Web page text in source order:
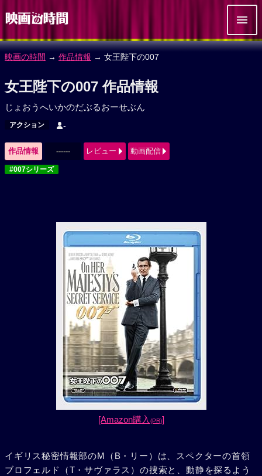
映画の時間 → 作品情報 → 女王陛下の007
女王陛下の007 作品情報
じょおうへいかのだぶるおーせぶん
アクション -
作品情報 ------ レビュー 動画配信
#007シリーズ
[Amazon購入 (PR)]
イギリス秘密情報部のM（B・リー）は、スペクターの首領
ブロフェルド（T・サヴァラス）の捜索と、動静を探るよう